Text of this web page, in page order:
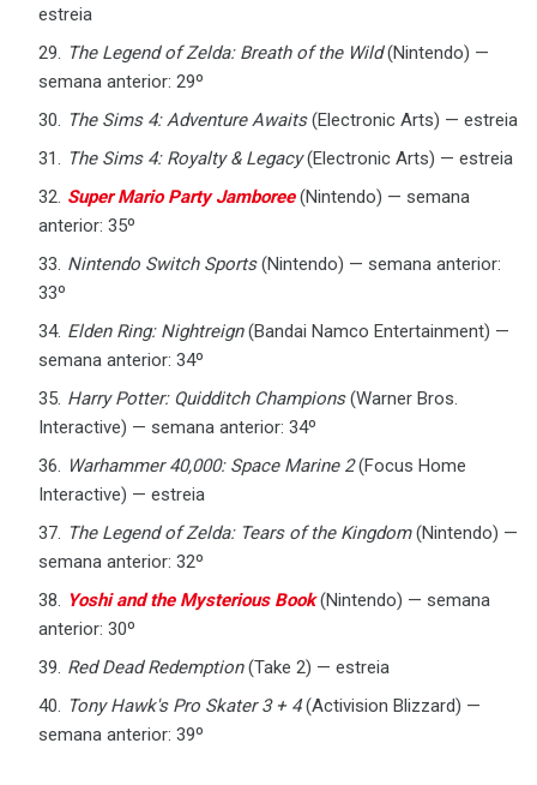
estreia
The Legend of Zelda: Breath of the Wild(Nintendo) —
semana anterior: 29º
The Sims 4: Adventure Awaits(Electronic Arts) — estreia
The Sims 4: Royalty & Legacy(Electronic Arts) — estreia
Super Mario Party Jamboree(Nintendo) — semana
anterior: 35º
Nintendo Switch Sports(Nintendo) — semana anterior:
33º
Elden Ring: Nightreign(Bandai Namco Entertainment) —
semana anterior: 34º
Harry Potter: Quidditch Champions(Warner Bros.
Interactive) — semana anterior: 34º
Warhammer 40,000: Space Marine 2(Focus Home
Interactive) — estreia
The Legend of Zelda: Tears of the Kingdom(Nintendo) —
semana anterior: 32º
Yoshi and the Mysterious Book(Nintendo) — semana
anterior: 30º
Red Dead Redemption(Take 2) — estreia
Tony Hawk's Pro Skater 3 + 4(Activision Blizzard) —
semana anterior: 39º